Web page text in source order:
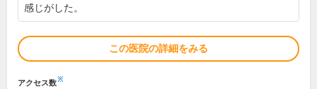
感じがした。
この医院の詳細をみる
アクセス数※